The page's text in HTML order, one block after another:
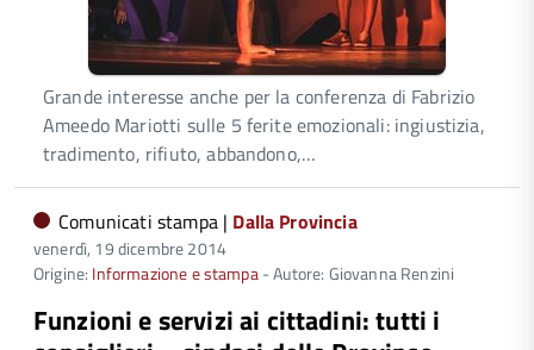
Grande interesse anche per la conferenza di Fabrizio
Ameedo Mariotti sulle 5 ferite emozionali: ingiustizia,
tradimento, rifiuto, abbandono,…
Comunicati stampa | Dalla Provincia
venerdì, 19 dicembre 2014
Origine: Informazione e stampa- Autore: Giovanna Renzini
Funzioni e servizi ai cittadini: tutti i